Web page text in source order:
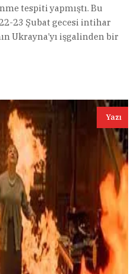
tespiti yapmıştı. Bu
23 Şubat gecesi intihar
Ukrayna’yı işgalinden bir
Yazı